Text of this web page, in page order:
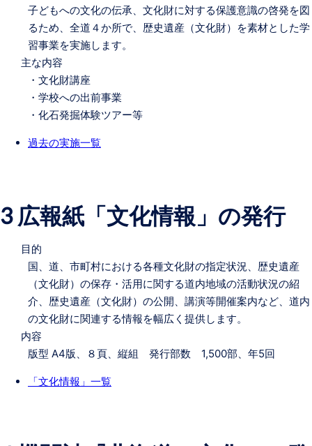
子どもへの文化の伝承、文化財に対する保護意識の啓発を図
るため、全道４か所で、歴史遺産（文化財）を素材とした学
習事業を実施します。
主な内容
・文化財講座
・学校への出前事業
・化石発掘体験ツアー等
過去の実施一覧
3 広報紙「文化情報」の発行
目的
国、道、市町村における各種文化財の指定状況、歴史遺産
（文化財）の保存・活用に関する道内地域の活動状況の紹
介、歴史遺産（文化財）の公開、講演等開催案内など、道内
の文化財に関連する情報を幅広く提供します。
内容
版型 A4版、８頁、縦組 発行部数 1,500部、年5回
「文化情報」一覧